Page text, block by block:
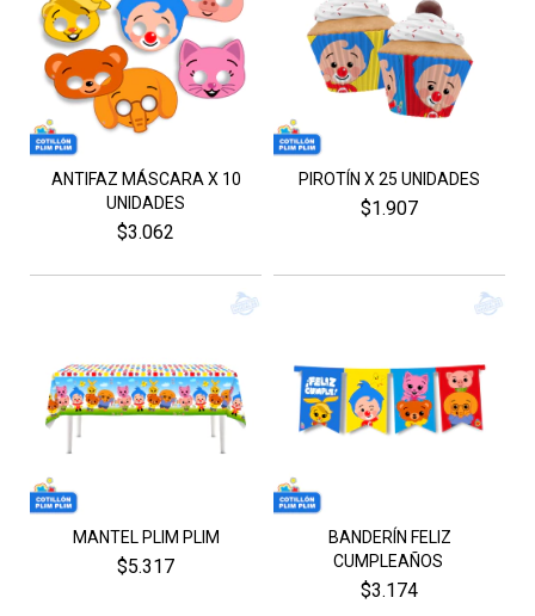
ANTIFAZ MÁSCARA X 10
UNIDADES
$3.062
PIROTÍN X 25 UNIDADES
$1.907
MANTEL PLIM PLIM
$5.317
BANDERÍN FELIZ
CUMPLEAÑOS
$3.174